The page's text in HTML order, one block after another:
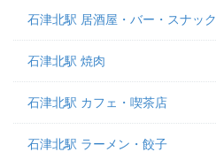
石津北駅 居酒屋・バー・スナック
石津北駅 焼肉
石津北駅 カフェ・喫茶店
石津北駅 ラーメン・餃子